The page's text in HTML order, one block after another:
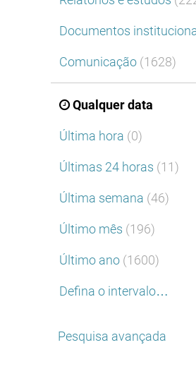
Documentos
Comunicação (1628)
Qualquer data
Última hora (0)
Últimas 24 horas (11)
Última semana (46)
Último mês (196)
Último ano (1600)
Defina o intervalo…
Pesquisa avançada